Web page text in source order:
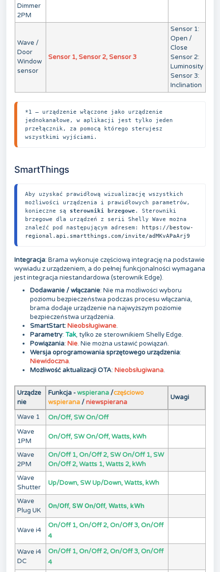
Dimmer
2PM
Wave /
Door
Window
sensor
Sensor 1, Sensor 2, Sensor 3
Sensor 1:
Open /
Close
Sensor 2:
Luminosity
Sensor 3:
Inclination
*1 – urządzenie włączone jako urządzenie
jednokanałowe, w aplikacji jest tylko jeden
przełącznik, za pomocą którego sterujesz
wszystkimi wyjściami.
SmartThings
Aby uzyskać prawidłową wizualizację wszystkich
możliwości urządzenia i prawidłowych parametrów,
konieczne są sterowniki brzegowe. Sterowniki
brzegowe dla urządzeń z serii Shelly Wave można
znaleźć pod następującym adresem:
https://bestow-
regional.api.smartthings.com/invite/adMKvAPaArj9
Integracja: Brama wykonuje częściową integrację na podstawie
wywiadu z urządzeniem, a do pełnej funkcjonalności wymagana
jest integracja niestandardowa (sterownik Edge).
Dodawanie / włączanie: Nie ma możliwości wyboru
poziomu bezpieczeństwa podczas procesu włączania,
brama dodaje urządzenie na najwyższym poziomie
bezpieczeństwa urządzenia.
SmartStart:Nieobsługiwane.
Parametry: Tak, tylko ze sterownikiem Shelly Edge.
Powiązania: Nie. Nie można ustawić powiązań.
Wersja oprogramowania sprzętowego urządzenia:
Niewidoczna.
Możliwość aktualizacji OTA: Nieobsługiwana.
Urządze
nie
Funkcja -wspierana/częściowo
wspierana/niewspierana
Uwagi
Wave 1
On/Off, SW On/Off
Wave
1PM
On/Off, SW On/Off, Watts, kWh
Wave
2PM
On/Off 1, On/Off 2, SW On/Off 1, SW
On/Off 2, Watts 1, Watts 2, kWh
Wave
Shutter
Up/Down, SW Up/Down, Watts, kWh
Wave
Plug UK
On/Off, SW On/Off, Watts, kWh
Wave i4
On/Off 1, On/Off 2, On/Off 3, On/Off
4
Wave i4
DC
On/Off 1, On/Off 2, On/Off 3, On/Off
4